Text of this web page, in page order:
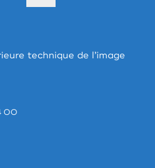
technique de l’image
00